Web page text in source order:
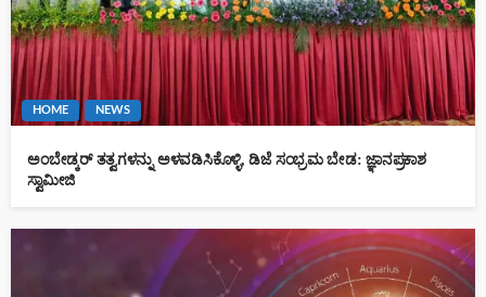
HOME NEWS
ಅಂಬೇಡ್ಕರ್ ತತ್ವಗಳನ್ನು ಅಳವಡಿಸಿಕೊಳ್ಳಿ, ಡಿಜೆ ಸಂಭ್ರಮ ಬೇಡ: ಜ್ಞಾನಪ್ರಕಾಶ
ಸ್ವಾಮೀಜಿ